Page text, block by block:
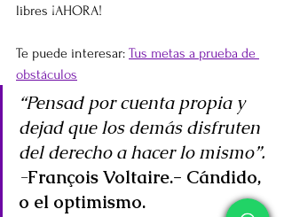
libres ¡AHORA!
Te puede interesar: Tus metas a prueba de
obstáculos
“Pensad por cuenta propia y
dejad que los demás disfruten
del derecho a hacer lo mismo”.
-François Voltaire.- Cándido,
o el optimismo.